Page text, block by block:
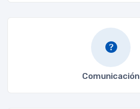
Comunicación